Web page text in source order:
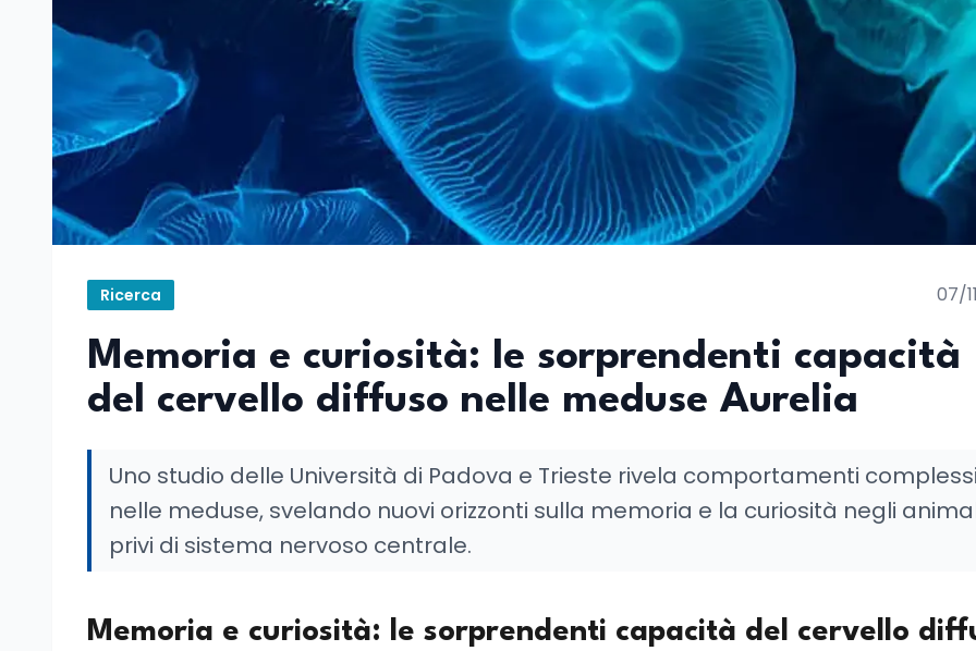
Ricerca 07/
Memoria e curiosità: le sorprendenti capacità
del cervello diffuso nelle meduse Aurelia
Uno studio delle Università di Padova e Trieste rivela comportamenti complessi
nelle meduse, svelando nuovi orizzonti sulla memoria e la curiosità negli
privi di sistema nervoso centrale.
Memoria e curiosità: le sorprendenti capacità del cervello